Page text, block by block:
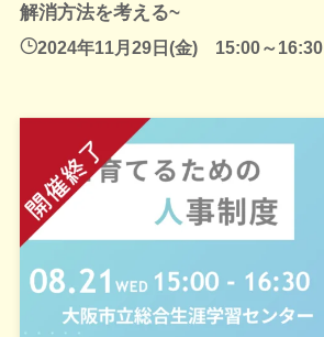
解消方法を考える~
2024年11月29日(金) 15:00～16:30